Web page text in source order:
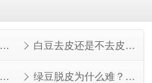
红豆和赤小豆，长得像但不是一回事 白豆去皮还是不去皮？看完这几点就知道了
脱皮白豆，除了做馅还能做什么？ 绿豆脱皮为什么难？看完就知道了